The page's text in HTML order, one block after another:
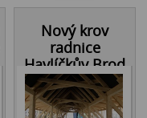
Nový krov
radnice
Havlíčkův Brod